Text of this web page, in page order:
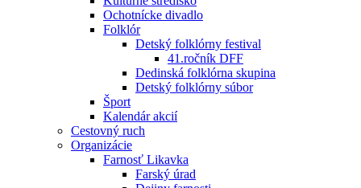
Ochotnícke divadlo
Folklór
Detský folklórny festival
41.ročník DFF
Dedinská folklórna skupina
Detský folklórny súbor
Šport
Kalendár akcií
Cestovný ruch
Organizácie
Farnosť Likavka
Farský úrad